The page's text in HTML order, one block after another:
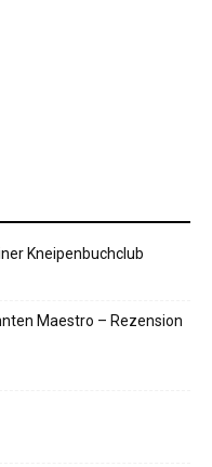
Kneipenbuchclub
Maestro – Rezension